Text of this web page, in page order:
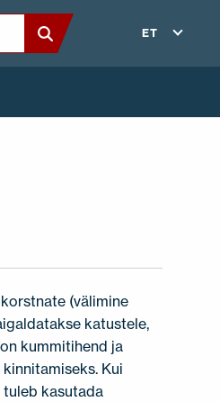
ET
(välimine
katustele,
kummitihend ja
Kui
kasutada